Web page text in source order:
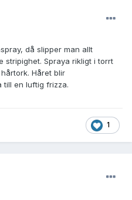
då slipper man allt
Spraya rikligt i torrt
Håret blir
till en luftig frizza.
1